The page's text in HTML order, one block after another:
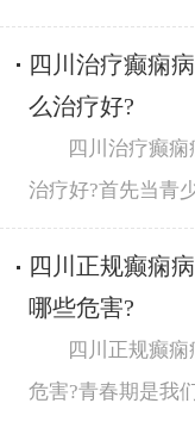
四川治疗癫痫
么治疗好?
四川治疗癫
治疗好?首先当青
四川正规癫痫
哪些危害?
四川正规癫
危害?青春期是我